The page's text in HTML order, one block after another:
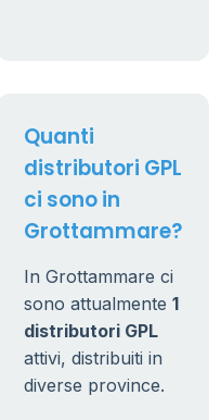
Quanti
distributori GPL
ci sono in
Grottammare?
In Grottammare ci
sono attualmente 1
distributori GPL
attivi, distribuiti in
diverse province.